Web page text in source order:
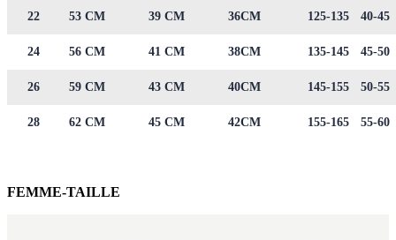
22 53 CM 39 CM 36CM 125-135 40-45
24 56 CM 41 CM 38CM 135-145 45-50
26 59 CM 43 CM 40CM 145-155 50-55
28 62 CM 45 CM 42CM 155-165 55-60
FEMME-TAILLE